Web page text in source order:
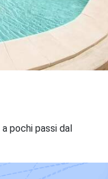
pochi passi dal